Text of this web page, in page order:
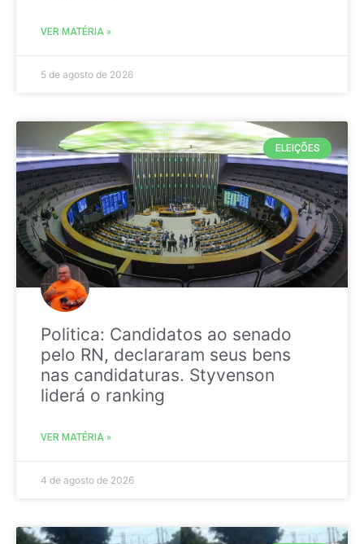
VER MATÉRIA »
5 de agosto de 2026
ELEIÇÕES
Politica: Candidatos ao senado
pelo RN, declararam seus bens
nas candidaturas. Styvenson
liderá o ranking
VER MATÉRIA »
4 de agosto de 2026